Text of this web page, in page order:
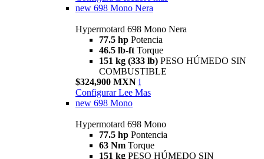
new 698 Mono Nera
Hypermotard 698 Mono Nera
77.5 hp Potencia
46.5 lb-ft Torque
151 kg (333 lb) PESO HÚMEDO SIN
COMBUSTIBLE
$324,900 MXN i
Configurar Lee Mas
new 698 Mono
Hypermotard 698 Mono
77.5 hp Pontencia
63 Nm Torque
151 kg PESO HÚMEDO SIN